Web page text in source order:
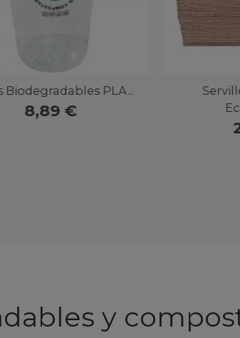
Vista rápida
Servilletas de Papel
y